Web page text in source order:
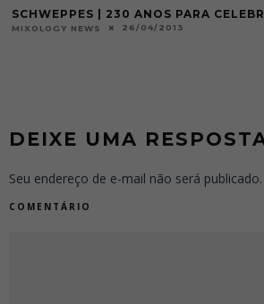
SCHWEPPES | 230 ANOS PARA
MIXOLOGY NEWS 26/04/2013
DEIXE UMA
Seu endereço de e-mail não será publicado.
COMENTÁRIO